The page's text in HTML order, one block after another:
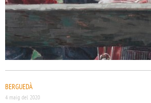
BERGUEDÀ
4 maig del 2020